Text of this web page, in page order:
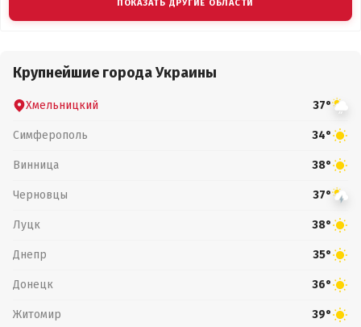
ПОКАЗАТЬ ДРУГИЕ ОБЛАСТИ
Крупнейшие города Украины
Хмельницкий 37°
Симферополь 34°
Винница 38°
Черновцы 37°
Луцк 38°
Днепр 35°
Донецк 36°
Житомир 39°